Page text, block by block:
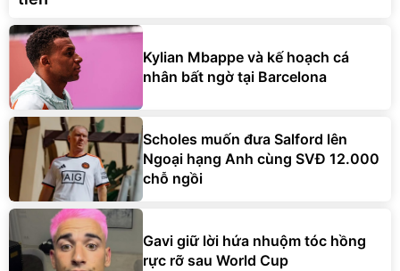
Kylian Mbappe và kế hoạch cá
nhân bất ngờ tại Barcelona
Scholes muốn đưa Salford lên
Ngoại hạng Anh cùng SVĐ 12.000
chỗ ngồi
Gavi giữ lời hứa nhuộm tóc hồng
rực rỡ sau World Cup